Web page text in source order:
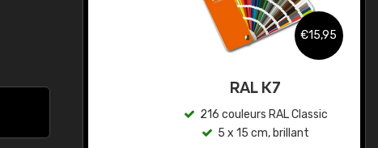
€15,95
RAL K7
216 couleurs RAL Classic
5 x 15 cm, brillant